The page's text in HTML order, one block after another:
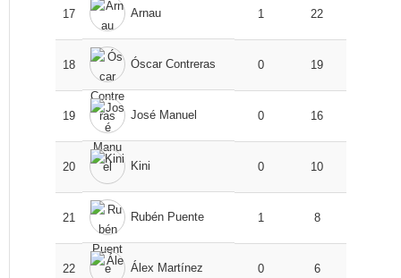
17 Arnau 1 22
18 Óscar Contreras 0 19
19 José Manuel 0 16
20 Kini 0 10
21 Rubén Puente 1 8
22 Álex Martínez 0 6